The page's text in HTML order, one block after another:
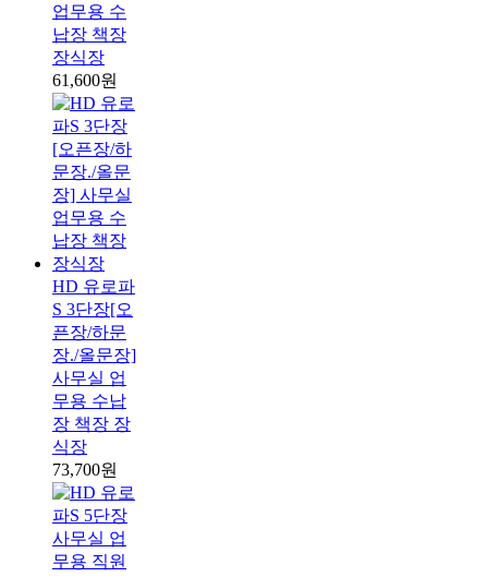
업무용 수
납장 책장
장식장
61,600원
HD 유로파
S 3단장[오
픈장/하문
장./올문장]
사무실 업
무용 수납
장 책장 장
식장
73,700원